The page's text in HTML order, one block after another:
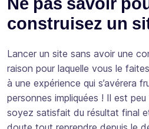
construisez un
Lancer un site sans avoir une
raison pour laquelle vous le
à une expérience qui s’avérera
personnes impliquées ! Il est
soyez satisfait du résultat final